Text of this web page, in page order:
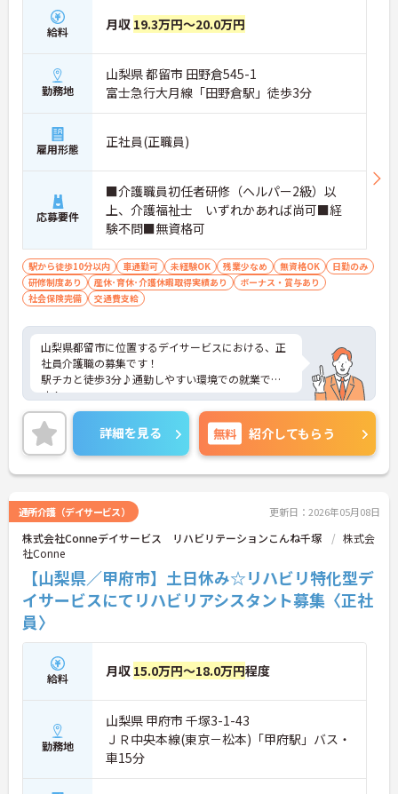
給料 月収 19.3万円～20.0万円
勤務地
山梨県 都留市 田野倉545-1
富士急行大月線「田野倉駅」徒歩3分
雇用形態 正社員(正職員)
応募要件
■介護職員初任者研修（ヘルパー2級）以
上、介護福祉士 いずれかあれば尚可■経
験不問■無資格可
駅から徒歩10分以内 車通勤可 未経験OK 残業少なめ 無資格OK
日勤のみ
研修制度あり
産休･育休･介護休暇取得実績あり
ボーナス・賞与あり
社会保険完備
交通費支給
山梨県都留市に位置するデイサービスにおける、正
社員介護職の募集です！
駅チカと徒歩3分♪通勤しやすい環境での就業で
す！
ご興味ある方には、面接対策ポイントなど、さらに
詳細をお話しいたしますのでお気軽にご相談くださ
い。
詳細を見る 無料 紹介してもらう
通所介護（デイサービス） 更新日：2026年05月08日
株式会社Conneデイサービス リハビリテーションこんね千塚
株式会
社Conne
【山梨県／甲府市】土日休み☆リハビリ特化型デ
イサービスにてリハビリアシスタント募集〈正社
員〉
給料 月収 15.0万円～18.0万円程度
勤務地
山梨県 甲府市 千塚3-1-43
ＪＲ中央本線(東京－松本)「甲府駅」バス・
車15分